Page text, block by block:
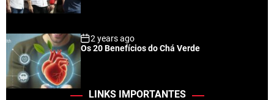
2 years ago
Os 20 Benefícios do Chá Verde
LINKS IMPORTANTES